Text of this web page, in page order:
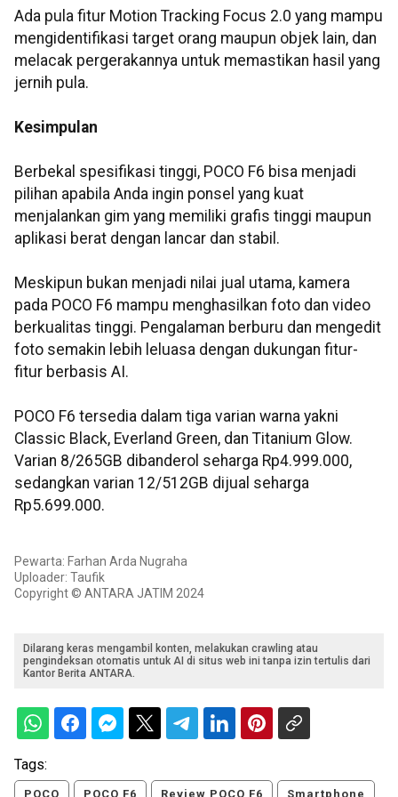
Ada pula fitur Motion Tracking Focus 2.0 yang mampu
mengidentifikasi target orang maupun objek lain, dan
melacak pergerakannya untuk memastikan hasil yang
jernih pula.
Kesimpulan
Berbekal spesifikasi tinggi, POCO F6 bisa menjadi
pilihan apabila Anda ingin ponsel yang kuat
menjalankan gim yang memiliki grafis tinggi maupun
aplikasi berat dengan lancar dan stabil.
Meskipun bukan menjadi nilai jual utama, kamera
pada POCO F6 mampu menghasilkan foto dan video
berkualitas tinggi. Pengalaman berburu dan mengedit
foto semakin lebih leluasa dengan dukungan fitur-
fitur berbasis AI.
POCO F6 tersedia dalam tiga varian warna yakni
Classic Black, Everland Green, dan Titanium Glow.
Varian 8/265GB dibanderol seharga Rp4.999.000,
sedangkan varian 12/512GB dijual seharga
Rp5.699.000.
Pewarta: Farhan Arda Nugraha
Uploader: Taufik
Copyright © ANTARA JATIM 2024
Dilarang keras mengambil konten, melakukan crawling atau
pengindeksan otomatis untuk AI di situs web ini tanpa izin tertulis dari
Kantor Berita ANTARA.
Tags:
POCO POCO F6 Review POCO F6 Smartphone